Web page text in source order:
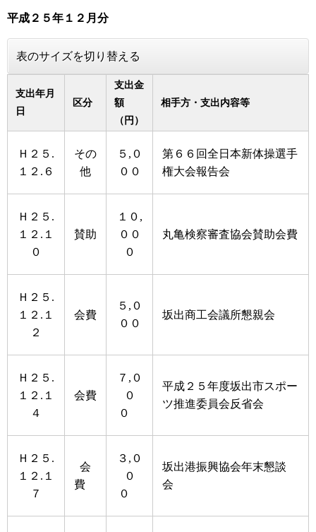
平成２５年１２月分
表のサイズを切り替える
支出年月
日
区分
支出金
額
（円）
相手方・支出内容等
Ｈ２５.
１２.６
その
他
５,０
００
第６６回全日本新体操選手
権大会報告会
Ｈ２５.
１２.１
０
賛助
１０,
００
０
丸亀検察審査協会賛助会費
Ｈ２５.
１２.１
２
会費
５,０
００
坂出商工会議所懇親会
Ｈ２５.
１２.１
４
会費
７,０
０
０
平成２５年度坂出市スポー
ツ推進委員会反省会
Ｈ２５.
１２.１
７
会
費
３,０
０
０
坂出港振興協会年末懇談
会